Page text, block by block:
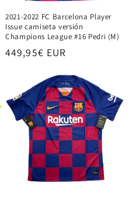
2021-2022 FC Barcelona Player
Issue camiseta versión
Champions League #16 Pedri (M)
Precio
449,95€ EUR